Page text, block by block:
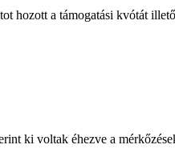
hozott a támogatási kvótát
ki voltak éhezve a